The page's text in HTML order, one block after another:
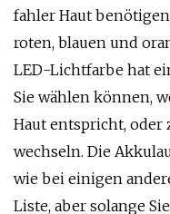
fahler Haut
roten, blauen und
LED-Lichtfarbe hat
Sie wählen können,
Haut entspricht, oder
wechseln. Die
wie bei einigen
Liste, aber solange